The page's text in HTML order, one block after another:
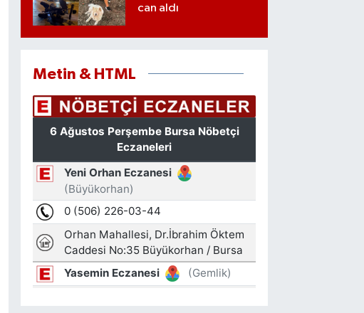
can aldı
Metin & HTML